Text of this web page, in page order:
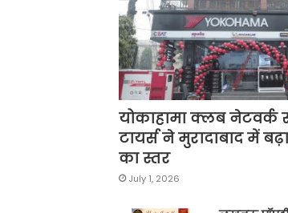
योकाहामा क्लब
टायर्स ने मुरादाबाद में
का स्तर
July 1, 2026